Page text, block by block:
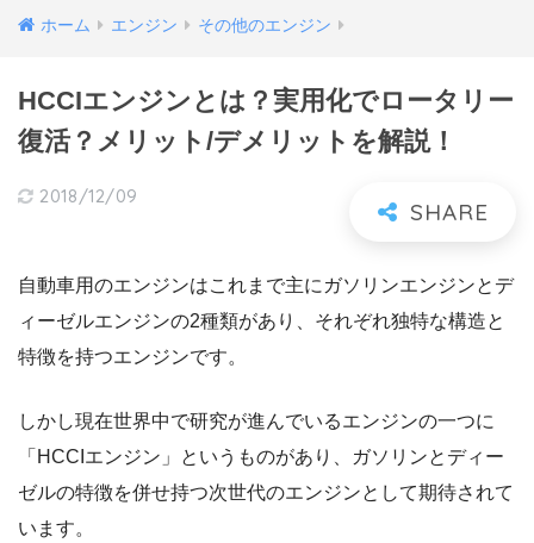
ホーム エンジン その他のエンジン
HCCIエンジンとは？実用化でロータリー
復活？メリット/デメリットを解説！
2018/12/09
自動車用のエンジンはこれまで主にガソリンエンジンとデ
ィーゼルエンジンの2種類があり、それぞれ独特な構造と
特徴を持つエンジンです。
しかし現在世界中で研究が進んでいるエンジンの一つに
「HCCIエンジン」というものがあり、ガソリンとディー
ゼルの特徴を併せ持つ次世代のエンジンとして期待されて
います。